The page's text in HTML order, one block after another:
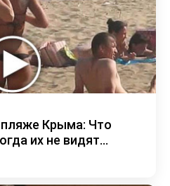
Крыма: Что
их не видят...